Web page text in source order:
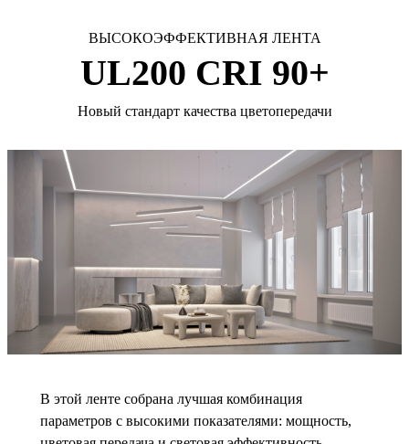
ВЫСОКОЭФФЕКТИВНАЯ ЛЕНТА
UL200 CRI 90+
Новый стандарт качества цветопередачи
В этой ленте собрана лучшая комбинация
параметров с высокими показателями: мощность,